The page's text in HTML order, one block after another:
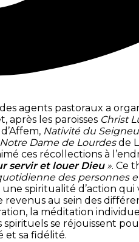
agents pastoraux a
après les paroisses Christ
d’Affem, Nativité du
Notre Dame de Lourdesde
ces récollections à
servir et louer Dieu». Ce
des personnes
spiritualité d’action
au sein des
la méditation
spirituels se réjouissent
et sa fidélité.